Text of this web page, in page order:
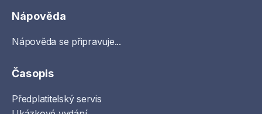
Nápověda
Nápověda se připravuje...
Časopis
Předplatitelský servis